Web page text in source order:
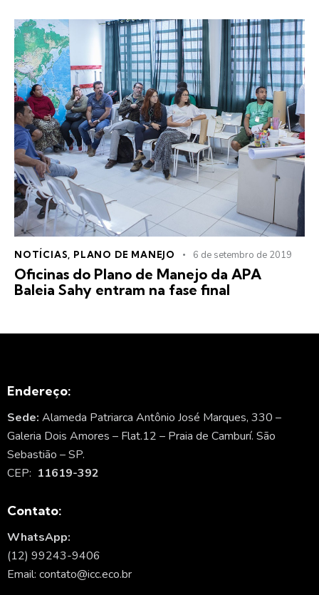
NOTÍCIAS PLANO DE MANEJO 6 de setembro de 2019
Oficinas do Plano de Manejo da APA
Baleia Sahy entram na fase final
Endereço:
Sede: Alameda Patriarca Antônio José Marques, 330 –
Galeria Dois Amores – Flat.12 – Praia de Camburí. São
Sebastião – SP.
CEP: 11619-392
Contato:
WhatsApp:
(12) 99243-9406
Email: contato@icc.eco.br